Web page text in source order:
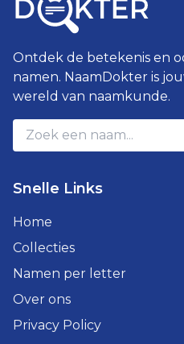
Ontdek de betekenis en
namen. NaamDokter is
wereld van naamkunde.
Snelle Links
Home
Collecties
Namen per letter
Over ons
Privacy Policy